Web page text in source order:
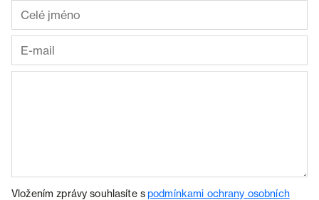
Vložením zprávy souhlasíte spodmínkami ochrany osobních